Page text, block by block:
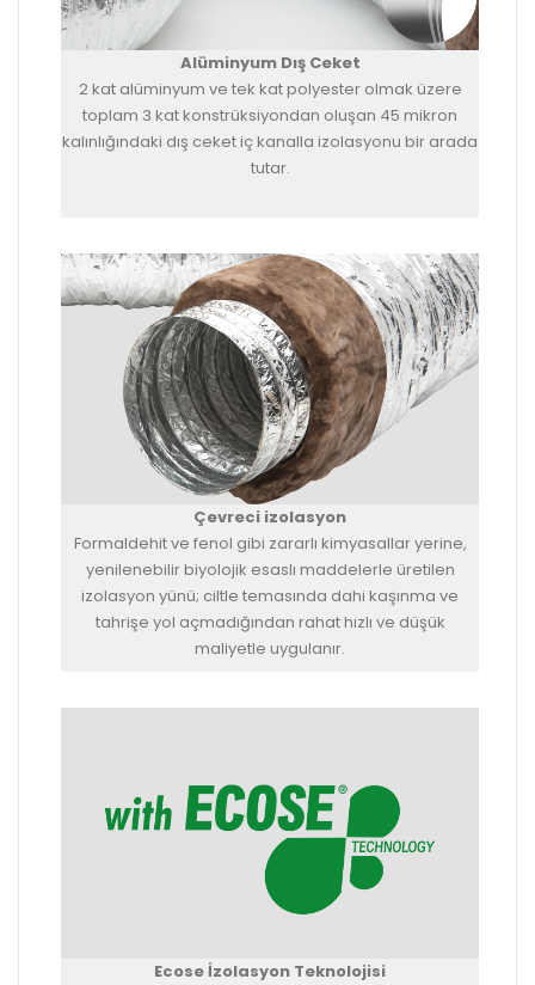
Alüminyum Dış Ceket
2 kat alüminyum ve tek kat polyester olmak üzere
toplam 3 kat konstrüksiyondan oluşan 45 mikron
kalınlığındaki dış ceket iç kanalla izolasyonu bir arada
tutar.
Çevreci izolasyon
Formaldehit ve fenol gibi zararlı kimyasallar yerine,
yenilenebilir biyolojik esaslı maddelerle üretilen
izolasyon yünü; ciltle temasında dahi kaşınma ve
tahrişe yol açmadığından rahat hızlı ve düşük
maliyetle uygulanır.
Ecose İzolasyon Teknolojisi